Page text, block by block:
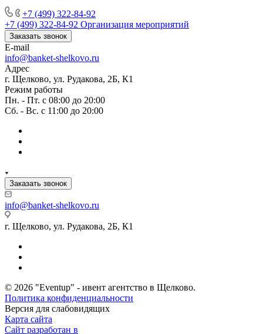
+7 (499) 322-84-92
+7 (499) 322-84-92 Организация мероприятий
Заказать звонок
E-mail
info@banket-shelkovo.ru
Адрес
г. Щелково, ул. Рудакова, 2Б, К1
Режим работы
Пн. - Пт. с 08:00 до 20:00
Сб. - Вс. с 11:00 до 20:00
Заказать звонок
info@banket-shelkovo.ru
г. Щелково, ул. Рудакова, 2Б, К1
© 2026 "Eventup" - ивент агентство в Щелково.
Политика конфиденциальности
Версия для слабовидящих
Карта сайта
Сайт разработан в